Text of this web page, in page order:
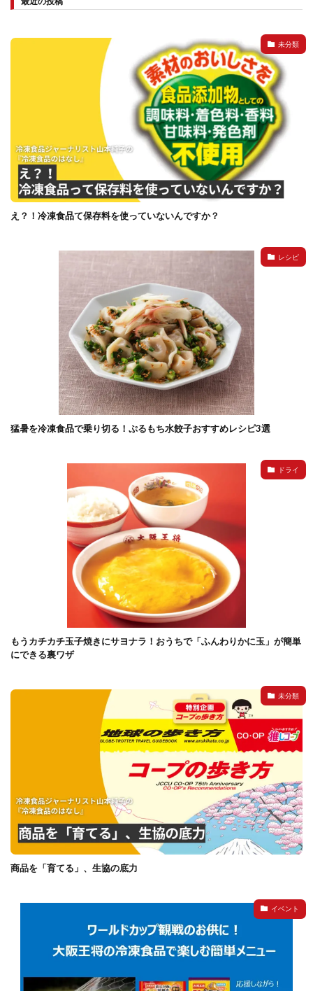
未分類
え？！冷凍食品て保存料を使っていないんですか？
レシピ
猛暑を冷凍食品で乗り切る！ぷるもち水餃子おすすめレシピ3選
ドライ
もうカチカチ玉子焼きにサヨナラ！おうちで「ふんわりかに玉」が簡単
にできる裏ワザ
未分類
商品を「育てる」、生協の底力
イベント